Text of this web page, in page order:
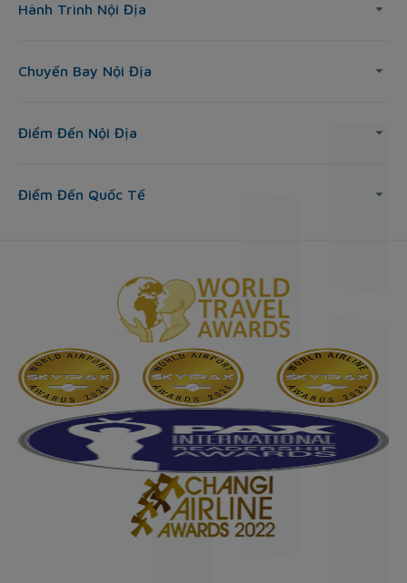
Hành Trình Nội Địa
Chuyến Bay Nội Địa
Điểm Đến Nội Địa
Điểm Đến Quốc Tế